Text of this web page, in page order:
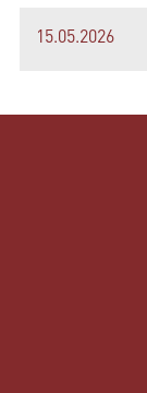
15.05.2026